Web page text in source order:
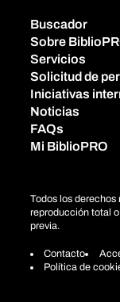
Buscador
Sobre
Servicios
Solicitud de
Iniciativas
Noticias
FAQs
Mi BiblioPRO
Todos los
reproducción total
previa.
Contacto
Política de